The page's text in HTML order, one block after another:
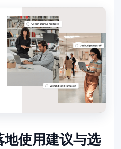
使用建议与选